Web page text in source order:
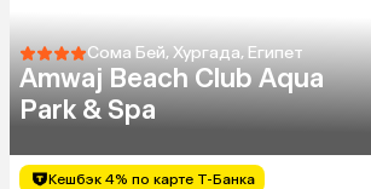
Сома Бей, Хургада, Египет
Amwaj Beach Club Aqua
Park & Spa
Кешбэк 4% по карте Т-Банка